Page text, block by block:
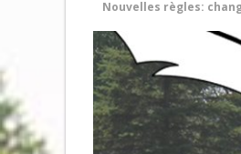
Nouvelles règles: